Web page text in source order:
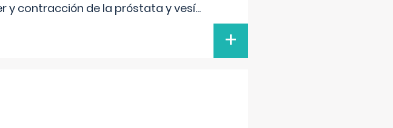
y contracción de la próstata y vesí...
+